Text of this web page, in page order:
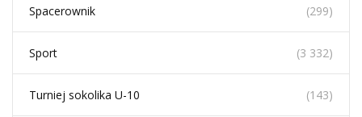
Spacerownik (299)
Sport (3 332)
Turniej sokolika U-10 (143)